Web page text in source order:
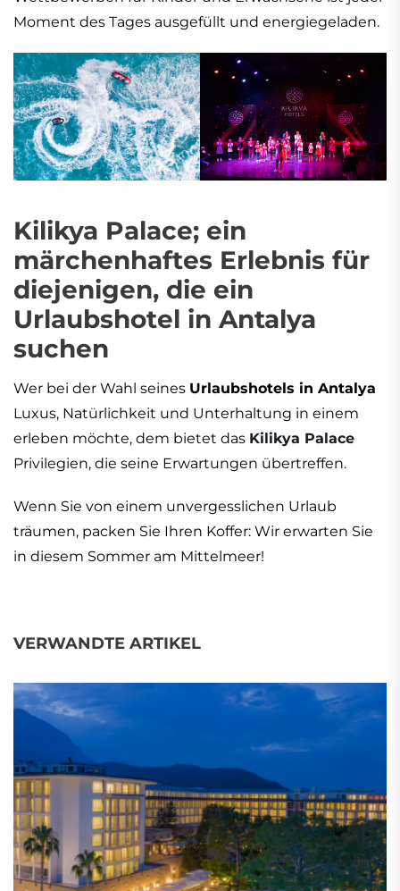
Moment des Tages ausgefüllt und energiegeladen.
Kilikya Palace; ein
märchenhaftes Erlebnis für
diejenigen, die ein
Urlaubshotel in Antalya
suchen
Wer bei der Wahl seines Urlaubshotels in Antalya
Luxus, Natürlichkeit und Unterhaltung in einem
erleben möchte, dem bietet das Kilikya Palace
Privilegien, die seine Erwartungen übertreffen.
Wenn Sie von einem unvergesslichen Urlaub
träumen, packen Sie Ihren Koffer: Wir erwarten Sie
in diesem Sommer am Mittelmeer!
VERWANDTE ARTIKEL